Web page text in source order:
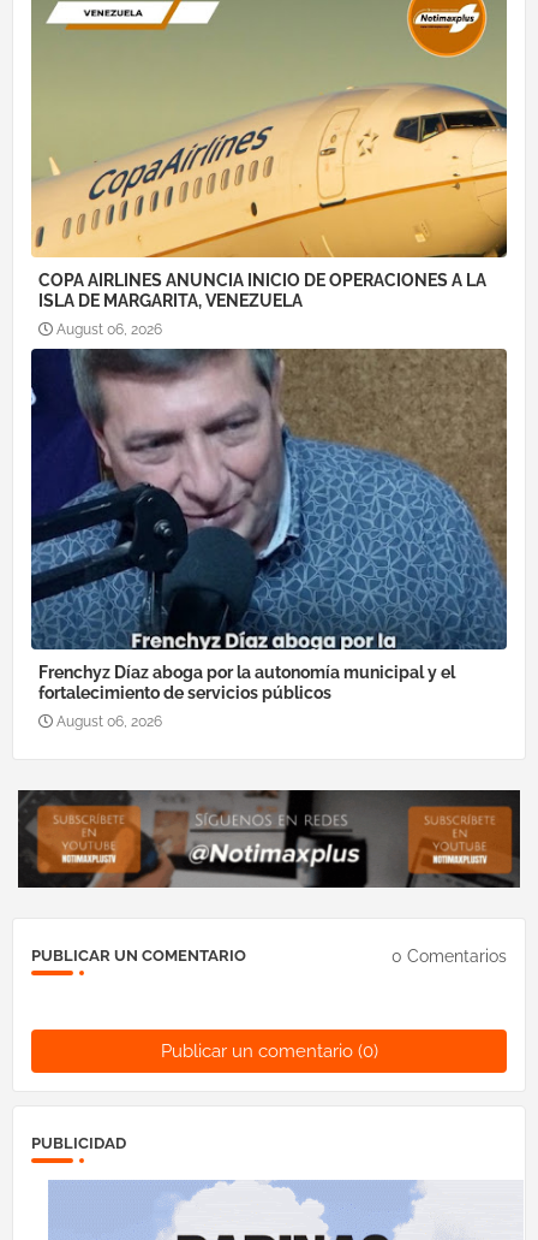
COPA AIRLINES ANUNCIA INICIO DE OPERACIONES A LA
ISLA DE MARGARITA, VENEZUELA
August 06, 2026
Frenchyz Díaz aboga por la autonomía municipal y el
fortalecimiento de servicios públicos
August 06, 2026
PUBLICAR UN COMENTARIO 0 Comentarios
Publicar un comentario (0)
PUBLICIDAD